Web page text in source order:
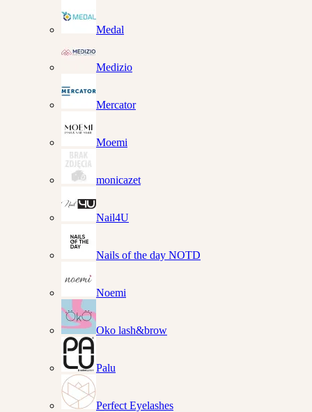
Medal
Medizio
Mercator
Moemi
monicazet
Nail4U
Nails of the day NOTD
Noemi
Oko lash&brow
Palu
Perfect Eyelashes